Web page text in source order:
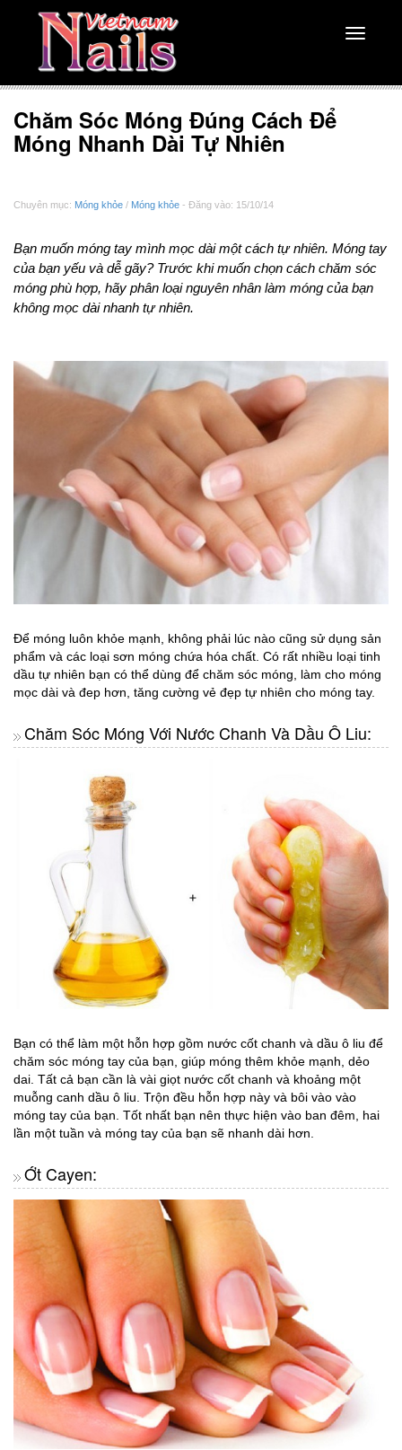
Toggle
Chăm Sóc Móng Đúng Cách Để
Móng Nhanh Dài Tự Nhiên
Chuyên mục: Móng khỏe / Móng khỏe - Đăng vào: 15/10/14
Bạn muốn móng tay mình mọc dài một cách tự nhiên. Móng tay
của bạn yếu và dễ gãy? Trước khi muốn chọn cách chăm sóc
móng phù hợp, hãy phân loại nguyên nhân làm móng của bạn
không mọc dài nhanh tự nhiên.
Để móng luôn khỏe mạnh, không phải lúc nào cũng sử dụng sản
phẩm và các loại sơn móng chứa hóa chất. Có rất nhiều loại tinh
dầu tự nhiên bạn có thể dùng để chăm sóc móng, làm cho móng
mọc dài và đep hơn, tăng cường vẻ đẹp tự nhiên cho móng tay.
Chăm Sóc Móng Với Nước Chanh Và Dầu Ô Liu:
Bạn có thể làm một hỗn hợp gồm nước cốt chanh và dầu ô liu để
chăm sóc móng tay của bạn, giúp móng thêm khỏe mạnh, dẻo
dai. Tất cả bạn cần là vài giọt nước cốt chanh và khoảng một
muỗng canh dầu ô liu. Trộn đều hỗn hợp này và bôi vào vào
móng tay của bạn. Tốt nhất bạn nên thực hiện vào ban đêm, hai
lần một tuần và móng tay của bạn sẽ nhanh dài hơn.
Ớt Cayen: